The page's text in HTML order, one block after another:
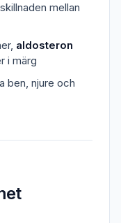
mellan
aldosteron
i märg
ben, njure och